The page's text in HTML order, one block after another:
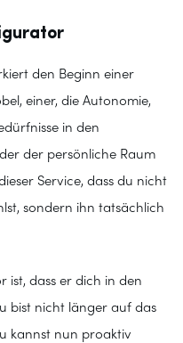
den Beginn einer
einer, die Autonomie,
in den
der persönliche Raum
Service, dass du nicht
sondern ihn tatsächlich
ist, dass er dich in den
bist nicht länger auf das
kannst nun proaktiv